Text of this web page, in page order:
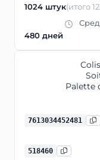
1024 штук(итого
480 дней
Palette
7613034452481
518460